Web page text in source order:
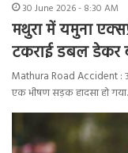
30 June 2026 - 8:30 AM
मथुरा में यमुना
टकराई डबल डेकर
Mathura Road Accident :
एक भीषण सड़क हादसा हो